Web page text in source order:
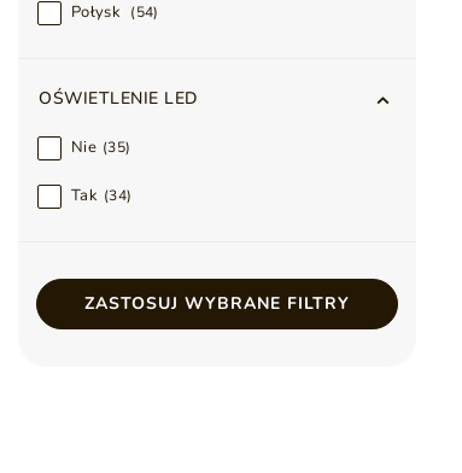
Połysk 54
OŚWIETLENIE LED
Nie 35
Tak 34
ZASTOSUJ WYBRANE FILTRY